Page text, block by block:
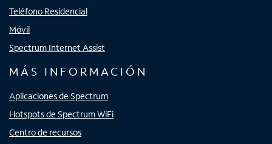
Teléfono Residencial
Móvil
Spectrum Internet Assist
MÁS INFORMACIÓN
Aplicaciones de Spectrum
Hotspots de Spectrum WiFi
Centro de recursos